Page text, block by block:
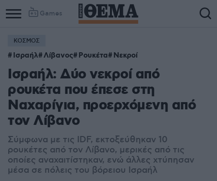
Games
ΚΟΣΜΟΣ
Ισραήλ Λίβανος Ρουκέτα Νεκροί
Ισραήλ: Δύο νεκροί από
ρουκέτα που έπεσε στη
Ναχαρίγια, προερχόμενη από
τον Λίβανο
Σύμφωνα με τις IDF, εκτοξεύθηκαν 10
ρουκέτες από τον Λίβανο, μερικές από τις
οποίες αναχαιτίστηκαν, ενώ άλλες χτύπησαν
μέσα σε πόλεις του βόρειου Ισραήλ